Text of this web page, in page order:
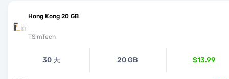
Hong Kong 20 GB
TSimTech
30 天 20 GB $13.99